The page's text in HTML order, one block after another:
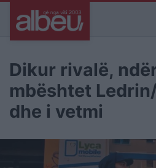
Dikur rivalë,
mbështet
dhe i vetmi